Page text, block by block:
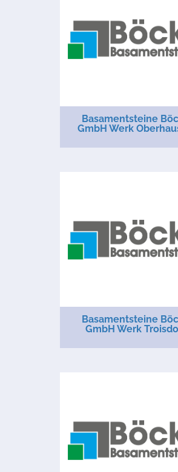
Basamentsteine
GmbH Werk
Basamentsteine
GmbH Werk